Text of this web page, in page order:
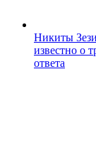
Никиты
известно о
ответа